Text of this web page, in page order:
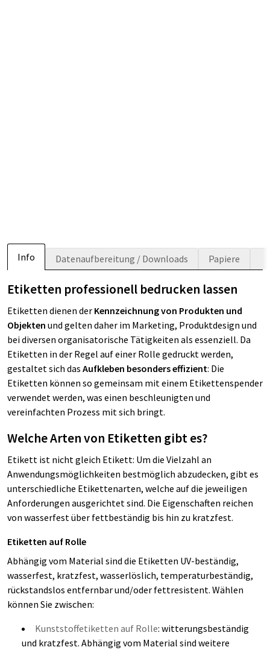
Info Datenaufbereitung / Downloads Papiere
Etiketten professionell bedrucken lassen
Etiketten dienen der Kennzeichnung von Produkten und
Objekten und gelten daher im Marketing, Produktdesign und
bei diversen organisatorische Tätigkeiten als essenziell. Da
Etiketten in der Regel auf einer Rolle gedruckt werden,
gestaltet sich das Aufkleben besonders effizient: Die
Etiketten können so gemeinsam mit einem Etikettenspender
verwendet werden, was einen beschleunigten und
vereinfachten Prozess mit sich bringt.
Welche Arten von Etiketten gibt es?
Etikett ist nicht gleich Etikett: Um die Vielzahl an
Anwendungsmöglichkeiten bestmöglich abzudecken, gibt es
unterschiedliche Etikettenarten, welche auf die jeweiligen
Anforderungen ausgerichtet sind. Die Eigenschaften reichen
von wasserfest über fettbeständig bis hin zu kratzfest.
Etiketten auf Rolle
Abhängig vom Material sind die Etiketten UV-beständig,
wasserfest, kratzfest, wasserlöslich, temperaturbeständig,
rückstandslos entfernbar und/oder fettresistent. Wählen
können Sie zwischen:
Kunststoffetiketten auf Rolle: witterungsbeständig
und kratzfest. Abhängig vom Material sind weitere